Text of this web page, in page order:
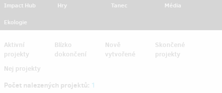
Impact Hub
Hry Tanec
Média
Ekologie
Aktivní
projekty
Blízko
dokončení
Nově
vytvořené
Skončené
projekty
Nej projekty
Počet nalezených projektů: 1